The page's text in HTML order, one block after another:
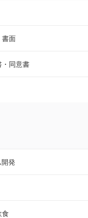
録・関連書類
ズ契約
書面
・同意書
発
食